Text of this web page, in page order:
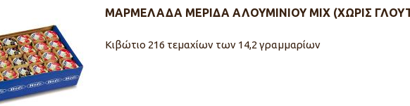
ΜΑΡΜΕΛΑΔΑ ΜΕΡΙΔΑ ΑΛΟΥΜΙΝΙΟΥ ΜΙΧ (ΧΩΡΙΣ
Κιβώτιο 216 τεμαχίων των 14,2 γραμμαρίων